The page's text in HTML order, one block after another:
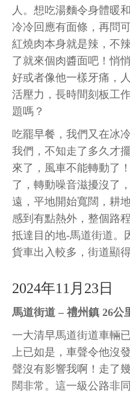
人。想吃湯麵令身體暖
冷冷回應有面條，再問
紅燒肉本身就是辣，不
了就來個肉醬面吧！悄
好或者像他一樣牙痛，
活壓力，長時間刻板工
題嗎？
吃罷早餐，我們又在冰
我們，不知走了多久才
來了，風車不能轉動了
了，轉動噪音滋擾沒了
遠，平地開始寬闊，耕
感到有點熱外，整個路
抵達目的地-馬道街道。
貨車出入較多，街道顯得
2024年11月23日
馬道街道 – 禮州鎮 26公
一大清早馬道街道車輛
上已如是，車聲令他沒
聲沒有影響我啊！走了
闊非常。這一級公路非